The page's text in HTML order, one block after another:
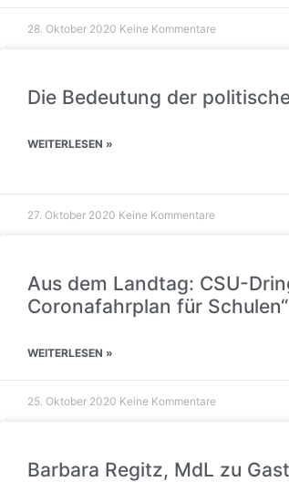
28. Oktober 2020 Keine Kommentare
Die Bedeutung der
WEITERLESEN »
27. Oktober 2020 Keine Kommentare
Aus dem Landtag: CSU-
Coronafahrplan für Schulen“
WEITERLESEN »
25. Oktober 2020 Keine Kommentare
Barbara Regitz, MdL zu